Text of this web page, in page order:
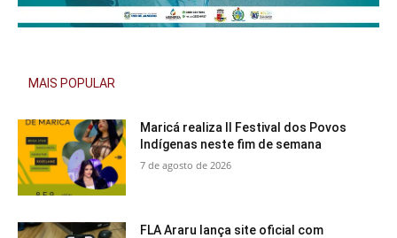
MAIS POPULAR
Maricá realiza II Festival dos Povos
Indígenas neste fim de semana
7 de agosto de 2026
FLA Araru lança site oficial com